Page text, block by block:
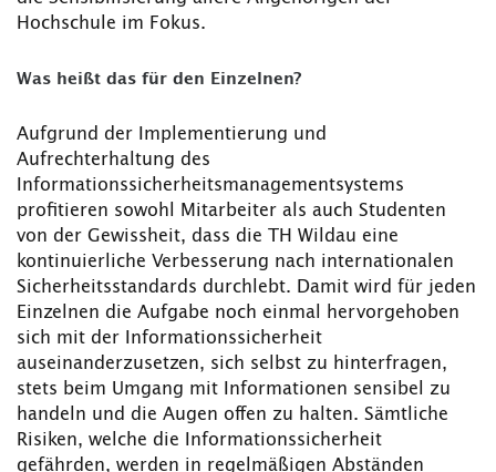
Hochschule im Fokus.
Was heißt das für den Einzelnen?
Aufgrund der Implementierung und
Aufrechterhaltung des
Informationssicherheitsmanagementsystems
profitieren sowohl Mitarbeiter als auch Studenten
von der Gewissheit, dass die TH Wildau eine
kontinuierliche Verbesserung nach internationalen
Sicherheitsstandards durchlebt. Damit wird für jeden
Einzelnen die Aufgabe noch einmal hervorgehoben
sich mit der Informationssicherheit
auseinanderzusetzen, sich selbst zu hinterfragen,
stets beim Umgang mit Informationen sensibel zu
handeln und die Augen offen zu halten. Sämtliche
Risiken, welche die Informationssicherheit
gefährden, werden in regelmäßigen Abständen